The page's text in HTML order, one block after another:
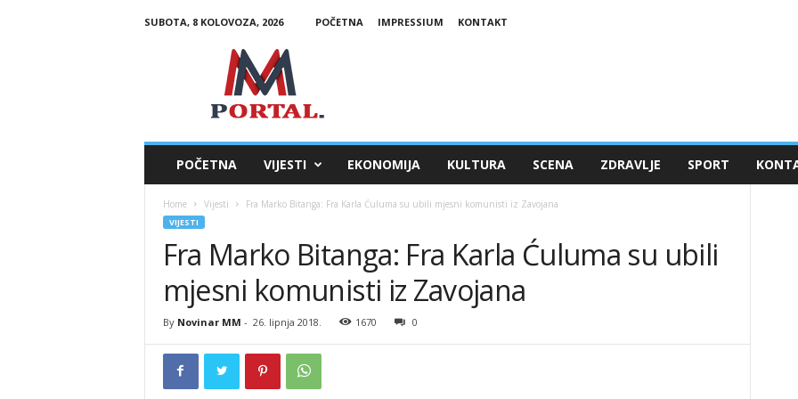
SUBOTA, 8 KOLOVOZA, 2026 POČETNA IMPRESSIUM
KONTAKT
POČETNA VIJESTI EKONOMIJA KULTURA SCENA ZDRAVLJE SPORT
Home Vijesti Fra Marko Bitanga: Fra Karla Ćuluma su ubili mjesni komunisti iz Zavojana
VIJESTI
Fra Marko Bitanga: Fra Karla Ćuluma su ubili
mjesni komunisti iz Zavojana
By Novinar MM - 26. lipnja 2018. 1670 0